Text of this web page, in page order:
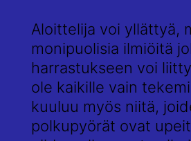
Aloittelija voi yllättyä,
monipuolisia ilmiöitä
harrastukseen voi
ole kaikille vain
kuuluu myös niitä,
polkupyörät ovat